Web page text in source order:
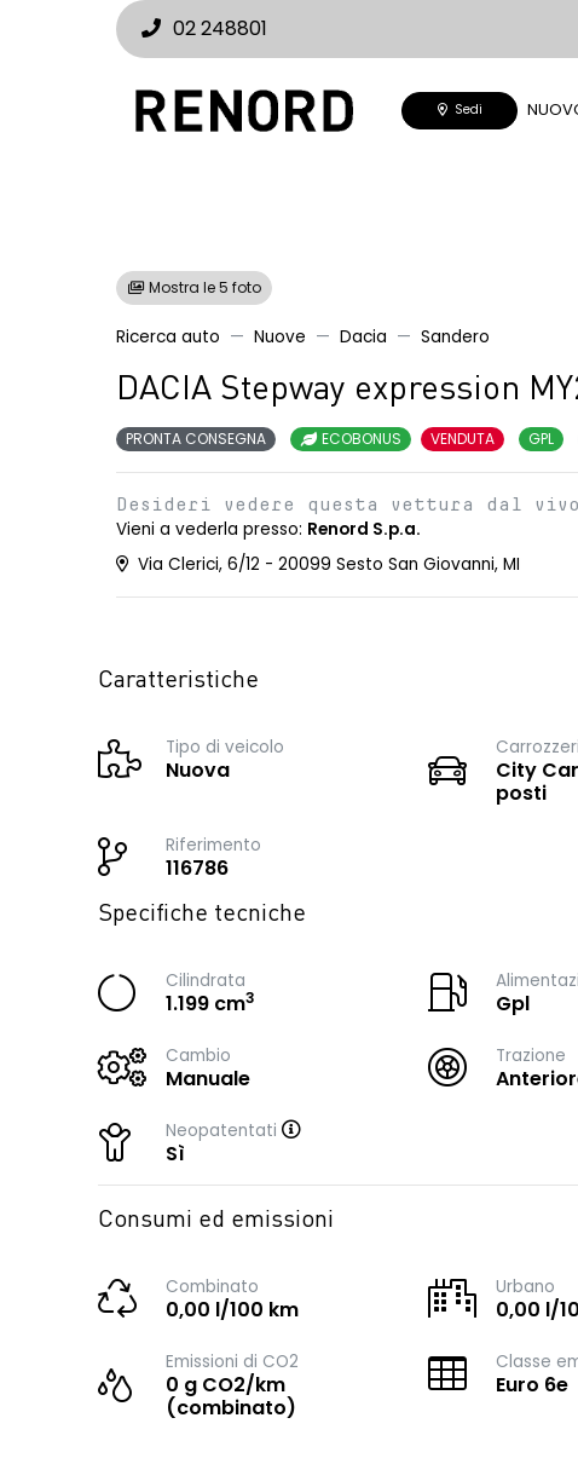
02 248801
Sedi
Mostra le 5 foto
Ricerca auto Nuove Dacia Sandero
DACIA Stepway expression
PRONTA CONSEGNA ECOBONUS VENDUTA GPL
Desideri vedere questa vettura dal
Vieni a vederla presso: Renord S.p.a.
Via Clerici, 6/12 - 20099 Sesto San Giovanni, MI
Caratteristiche
Tipo di veicolo
Nuova
City
posti
Riferimento
116786
Specifiche tecniche
Cilindrata
1.199 cm3 Gpl
Cambio
Manuale
Trazione
Neopatentati
Sì
Consumi ed emissioni
Combinato
0,00 l/100 km
Urbano
0,00 l/
Emissioni di CO2
0 g CO2/km
(combinato)
Classe
Euro 6e